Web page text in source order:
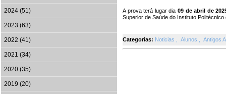
2024 (51)
2023 (63)
2022 (41)
2021 (34)
2020 (35)
2019 (20)
A prova terá lugar dia 09 de abril de
Superior de Saúde do Instituto Politécnico
Categorias: Noticias Alunos Antigos